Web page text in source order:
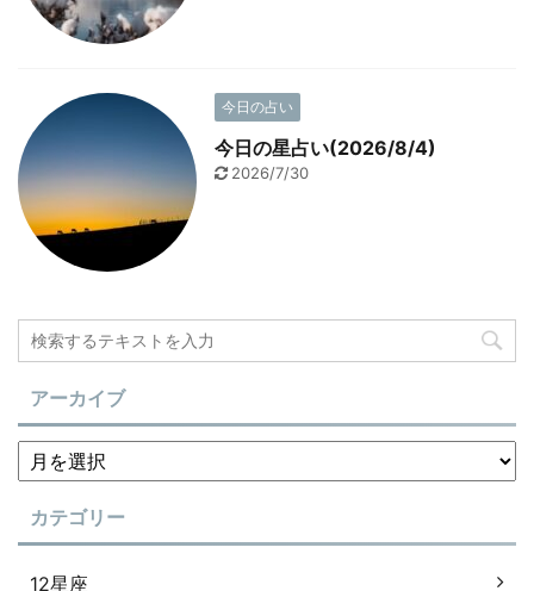
今日の占い
今日の星占い(2026/8/4)
2026/7/30
アーカイブ
カテゴリー
12星座